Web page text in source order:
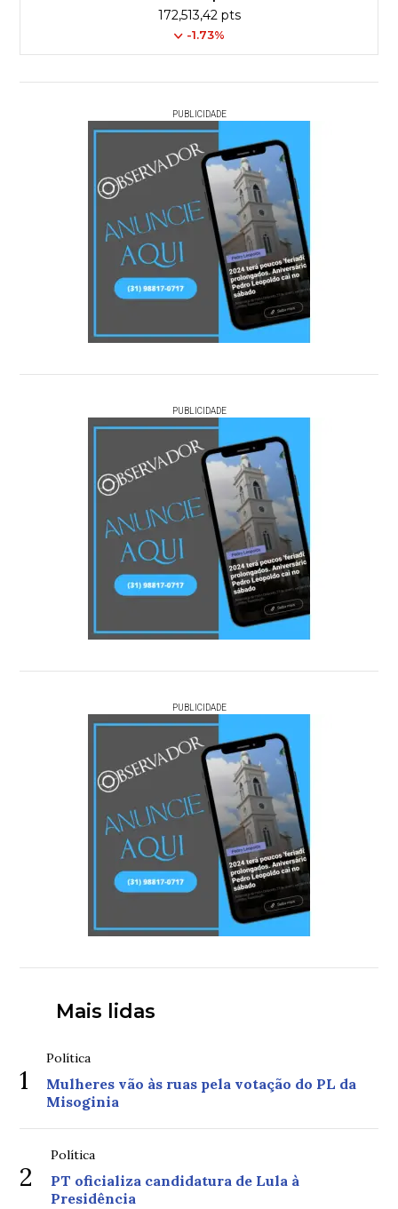
172,513,42 pts
-1.73%
PUBLICIDADE
PUBLICIDADE
PUBLICIDADE
Mais lidas
1
Política
Mulheres vão às ruas pela votação do PL da
Misoginia
2
Política
PT oficializa candidatura de Lula à
Presidência